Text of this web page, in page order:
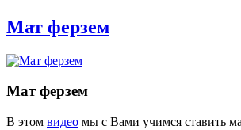
Мат ферзем
Мат ферзем
В этом видео мы с Вами учимся ставить